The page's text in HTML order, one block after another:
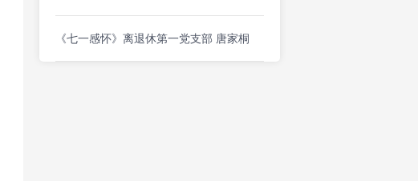
《七一感怀》离退休第一党支部 唐家桐